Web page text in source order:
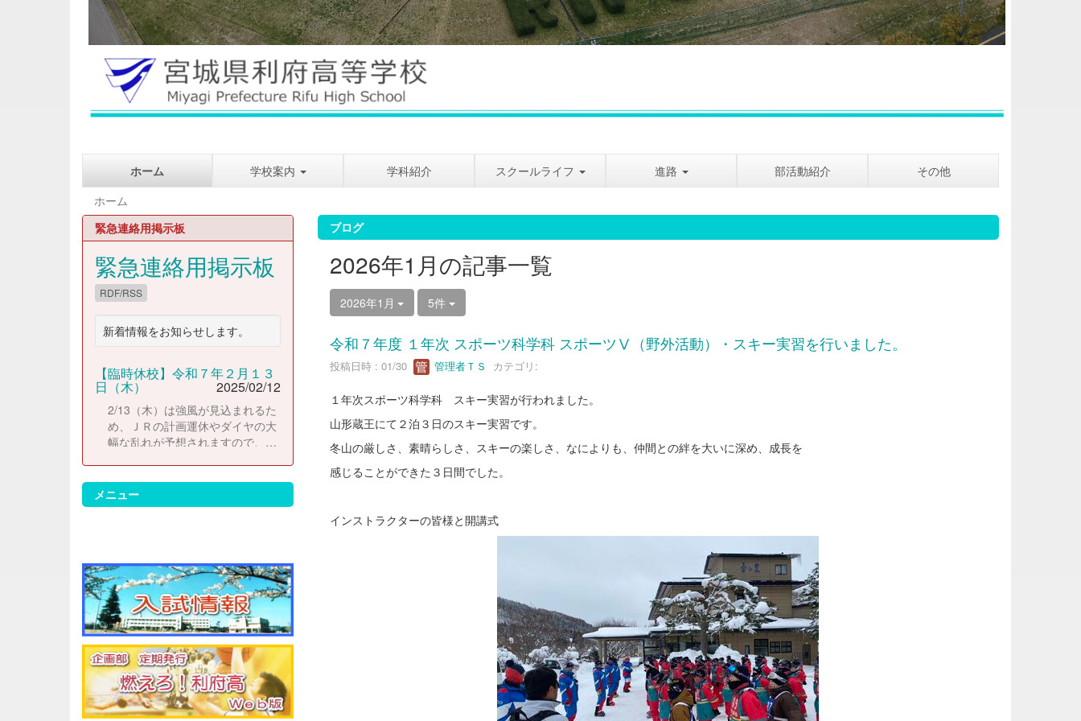
ホーム 学校案内 学科紹介 スクールライフ 進路 部活動紹介
その他
ホーム
ブログ
2026年1月の記事一覧
2026年1月 5件
令和７年度 １年次 スポーツ科学科 スポーツⅤ（野外活動）・スキー実習を行いました。
投稿日時 : 01/30 管理者ＴＳ カテゴリ:
１年次スポーツ科学科 スキー実習が行われました。
山形蔵王にて２泊３日のスキー実習です。
冬山の厳しさ、素晴らしさ、スキーの楽しさ、なによりも、仲間との絆を大いに深め、成長を
感じることができた３日間でした。
インストラクターの皆様と開講式
緊急連絡用掲示板
緊急連絡用掲示板
RDF/RSS
新着情報をお知らせします。
【臨時休校】令和７年２月１３
日（木） 2025/02/12
2/13（木）は強風が見込まれるた
め、ＪＲの計画運休やダイヤの大
幅な乱れが予想されますので、臨
い。 なお、休校にともない考査日
程は以下のとおりに変更します。
メニュー